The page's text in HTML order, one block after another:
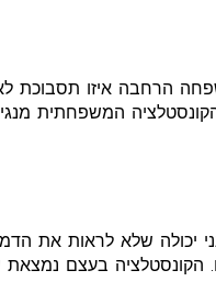
הרחבה איזו תסבוכת
המשפחתית
יכולה שלא לראות את
הקונסטלציה בעצם